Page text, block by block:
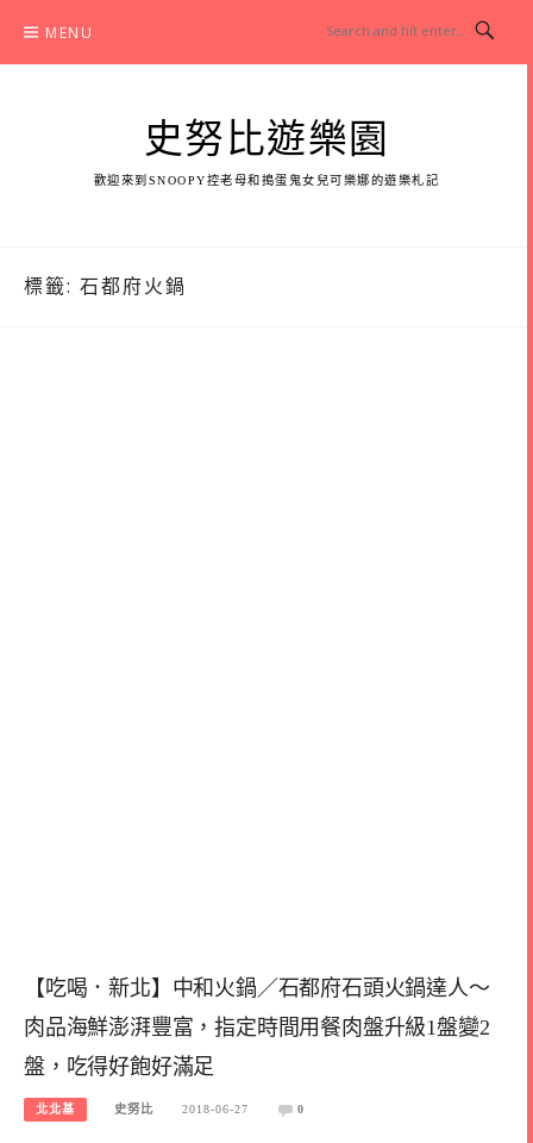
content
MENU
史努比遊樂園
歡迎來到SNOOPY控老母和搗蛋鬼女兒可樂娜的遊樂札記
標籤: 石都府火鍋
【吃喝．新北】中和火鍋／石都府石頭火鍋達人～
肉品海鮮澎湃豐富，指定時間用餐肉盤升級1盤變2
盤，吃得好飽好滿足
北北基 史努比 2018-06-27 0